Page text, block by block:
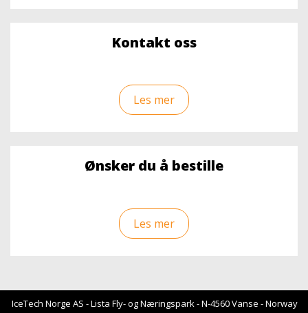
Kontakt oss
Les mer
Ønsker du å bestille
Les mer
IceTech Norge AS - Lista Fly- og Næringspark - N-4560 Vanse - Norway